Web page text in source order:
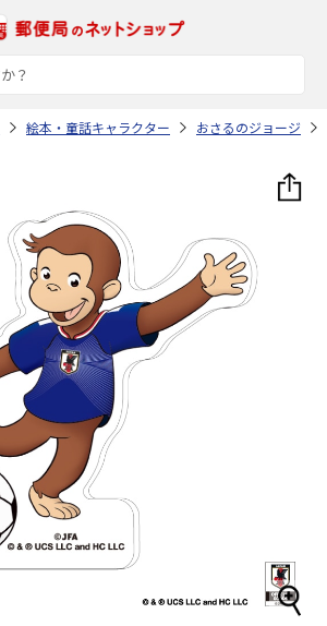
絵本・童話キャラクター おさるのジョージ